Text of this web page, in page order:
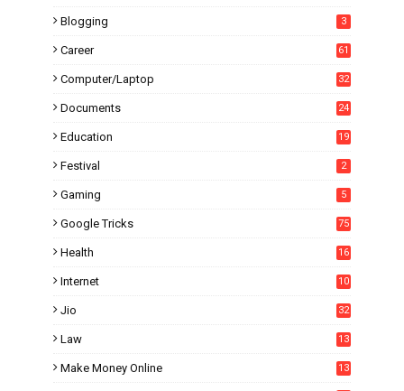
Blogging 3
Career 61
Computer/Laptop 32
Documents 24
Education
19
Festival 2
Gaming 5
Google Tricks 75
Health 16
Internet
10
Jio 32
Law 13
Make Money Online 13